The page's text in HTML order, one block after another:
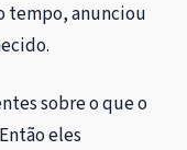
tempo, anunciou
sobre o que o
eles